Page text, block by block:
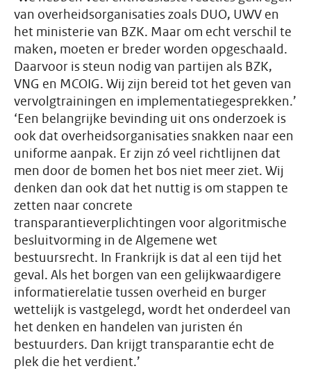
van overheidsorganisaties zoals DUO, UWV en
het ministerie van BZK. Maar om echt verschil te
maken, moeten er breder worden opgeschaald.
Daarvoor is steun nodig van partijen als BZK,
VNG en MCOIG. Wij zijn bereid tot het geven van
vervolgtrainingen en implementatiegesprekken.’
‘Een belangrijke bevinding uit ons onderzoek is
ook dat overheidsorganisaties snakken naar een
uniforme aanpak. Er zijn zó veel richtlijnen dat
men door de bomen het bos niet meer ziet. Wij
denken dan ook dat het nuttig is om stappen te
zetten naar concrete
transparantieverplichtingen voor algoritmische
besluitvorming in de Algemene wet
bestuursrecht. In Frankrijk is dat al een tijd het
geval. Als het borgen van een gelijkwaardigere
informatierelatie tussen overheid en burger
wettelijk is vastgelegd, wordt het onderdeel van
het denken en handelen van juristen én
bestuurders. Dan krijgt transparantie echt de
plek die het verdient.’